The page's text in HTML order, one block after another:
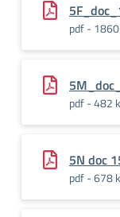
pdf -
pdf - 482
5N doc
pdf - 678